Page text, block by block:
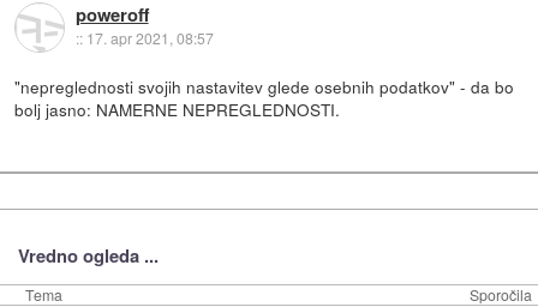
poweroff
:: 17. apr 2021, 08:57
"nepreglednosti svojih nastavitev glede osebnih podatkov" - da bo
bolj jasno: NAMERNE NEPREGLEDNOSTI.
Vredno ogleda ...
Tema Sporočila